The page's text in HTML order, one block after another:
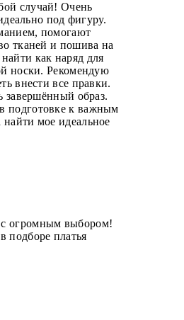
случай! Очень
под фигуру.
помогают
тканей и пошива на
как наряд для
носки. Рекомендую
внести все правки.
завершённый образ.
подготовке к важным
мое идеальное
с огромным выбором!
подборе платья